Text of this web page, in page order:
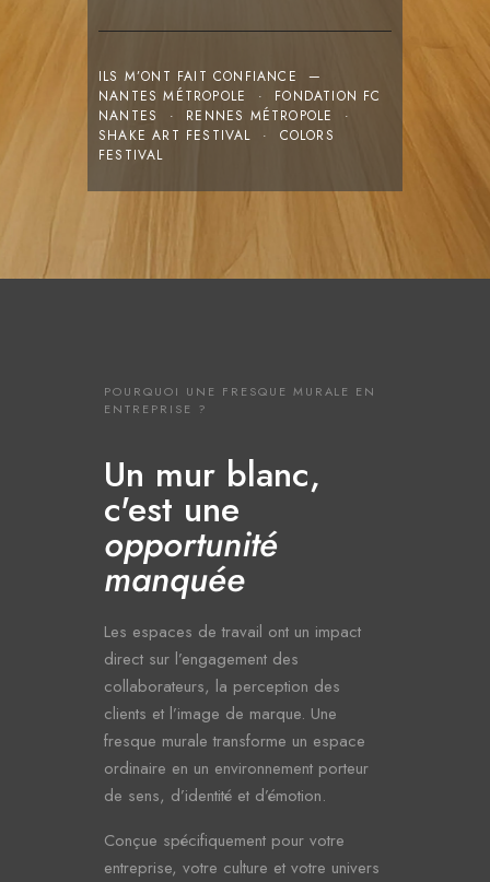
ILS M’ONT FAIT CONFIANCE —
NANTES MÉTROPOLE · FONDATION FC
NANTES · RENNES MÉTROPOLE ·
SHAKE ART FESTIVAL · COLORS
FESTIVAL
POURQUOI UNE FRESQUE MURALE EN
ENTREPRISE ?
Un mur blanc,
c'est une
opportunité
manquée
Les espaces de travail ont un impact
direct sur l’engagement des
collaborateurs, la perception des
clients et l’image de marque. Une
fresque murale transforme un espace
ordinaire en un environnement porteur
de sens, d’identité et d’émotion.
Conçue spécifiquement pour votre
entreprise, votre culture et votre univers